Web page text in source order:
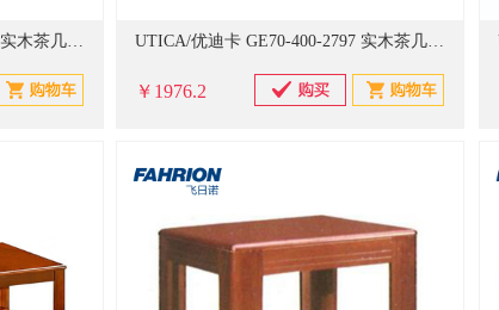
UTICA/优迪卡 GE70-400-2925 实木茶几 600x600mmx450mm (单位：个) UTICA/优迪卡 GE70-400-2797 实木茶几 1200x600mm (单位：个)
￥1976.2